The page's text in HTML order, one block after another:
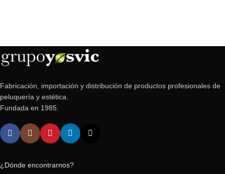
Fabricación, importación y distribución de productos profesionales de
peluquería y estética.
Fundada en 1985.
¿Dónde encontrarnos?